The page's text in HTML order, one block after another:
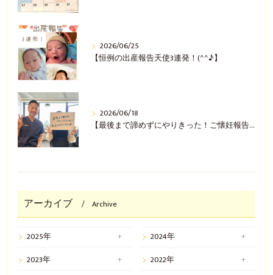
2026/06/25
【恒例の出産報告天使3連発！(^^♪】
2026/06/18
【最後まで諦めずにやりきった！ご懐妊報告(^^♪】
アーカイブ Archive
2025年
2024年
2023年
2022年